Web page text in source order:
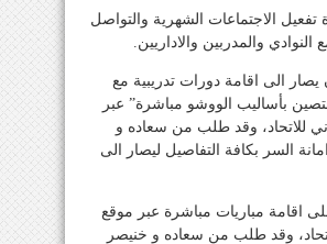
تفعيل الاجتماعات الشهرية والتواصل
النوادي والمدربين والاداريين.
الى اقامة دورات تدريبية مع
بأساليب الووشو مباشرة” عبر
للاتحاد، وقد طلب من سعاده و
السر بكافة التفاصيل ليصار الى
اقامة مباريات مباشرة عبر موقع
وقد طلب من سعاده و خنيصر